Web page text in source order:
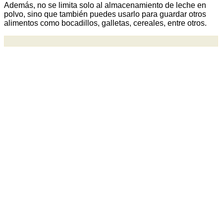
Además, no se limita solo al almacenamiento de leche en
polvo, sino que también puedes usarlo para guardar otros
alimentos como bocadillos, galletas, cereales, entre otros.